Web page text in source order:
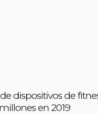
dispositivos de
en 2019